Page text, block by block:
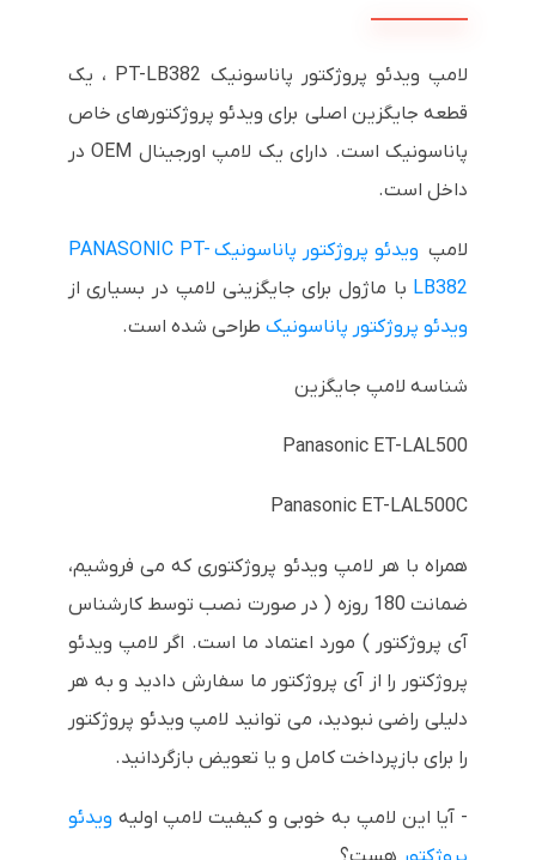
لامپ ویدئو پروژکتور پاناسونیک PT-LB382 ، یک
قطعه جایگزین اصلی برای ویدئو پروژکتورهای خاص
پاناسونیک است. دارای یک لامپ اورجینال OEM در
داخل است.
لامپ
ویدئو پروژکتور پاناسونیک PANASONIC PT-
LB382 با ماژول برای جایگزینی لامپ در بسیاری از
ویدئو پروژکتور پاناسونیکطراحی شده است.
شناسه لامپ جایگزین
Panasonic ET-LAL500
Panasonic ET-LAL500C
همراه با هر لامپ ویدئو پروژکتوری که می فروشیم،
ضمانت 180 روزه ( در صورت نصب توسط کارشناس
آی پروژکتور ) مورد اعتماد ما است. اگر لامپ ویدئو
پروژکتور را از آی پروژکتور ما سفارش دادید و به هر
دلیلی راضی نبودید، می توانید لامپ ویدئو پروژکتور
را برای بازپرداخت کامل و یا تعویض بازگردانید.
- آیا این لامپ به خوبی و کیفیت لامپ اولیه ویدئو